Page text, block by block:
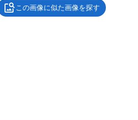
この画像に似た画像を探す